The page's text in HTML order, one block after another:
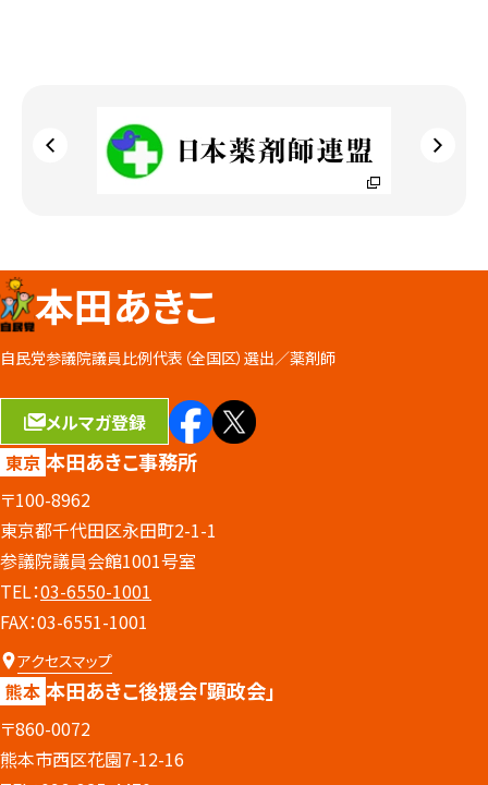
本田あきこ
自民党参議院議員比例代表（全国区）選出／薬剤師
メルマガ登録
東京 本田あきこ事務所
〒100-8962
東京都千代田区永田町2-1-1
参議院議員会館1001号室
TEL：03-6550-1001
FAX：03-6551-1001
アクセスマップ
熊本 本田あきこ後援会「顕政会」
〒860-0072
熊本市西区花園7-12-16